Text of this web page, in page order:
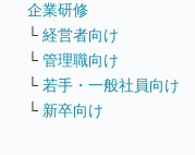
企業研修
└ 経営者向け
└ 管理職向け
└ 若手・一般社員向け
└ 新卒向け